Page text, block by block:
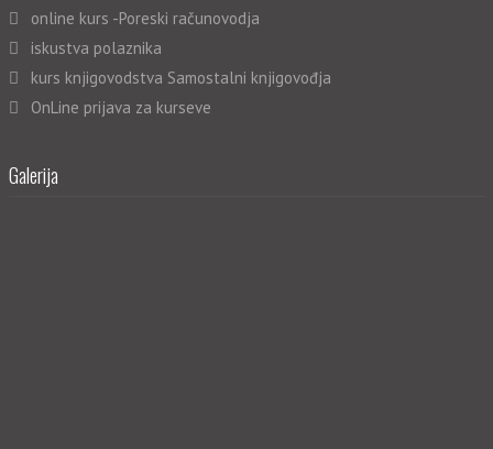
online kurs -Poreski računovodja
iskustva polaznika
kurs knjigovodstva Samostalni knjigovođja
OnLine prijava za kurseve
Galerija